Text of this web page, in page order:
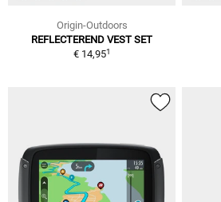
Origin-Outdoors
REFLECTEREND VEST SET
€ 14,951